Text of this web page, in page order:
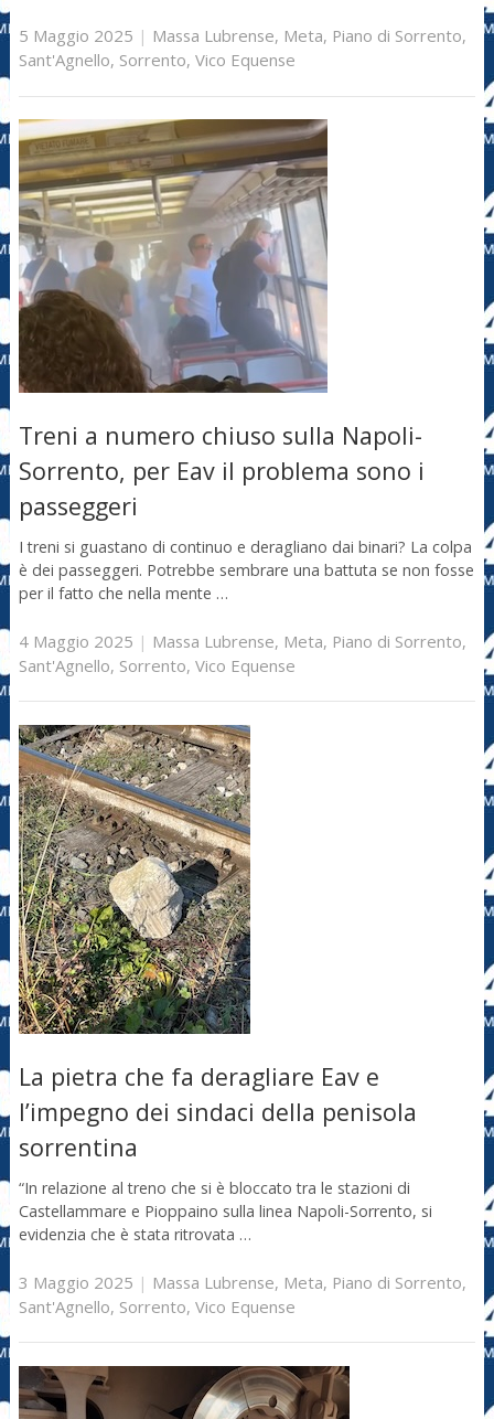
5 Maggio 2025 | Massa Lubrense, Meta, Piano di Sorrento,
Sant'Agnello, Sorrento, Vico Equense
Treni a numero chiuso sulla Napoli-
Sorrento, per Eav il problema sono i
passeggeri
I treni si guastano di continuo e deragliano dai binari? La colpa
è dei passeggeri. Potrebbe sembrare una battuta se non fosse
per il fatto che nella mente …
4 Maggio 2025 | Massa Lubrense, Meta, Piano di Sorrento,
Sant'Agnello, Sorrento, Vico Equense
La pietra che fa deragliare Eav e
l’impegno dei sindaci della penisola
sorrentina
“In relazione al treno che si è bloccato tra le stazioni di
Castellammare e Pioppaino sulla linea Napoli-Sorrento, si
evidenzia che è stata ritrovata …
3 Maggio 2025 | Massa Lubrense, Meta, Piano di Sorrento,
Sant'Agnello, Sorrento, Vico Equense